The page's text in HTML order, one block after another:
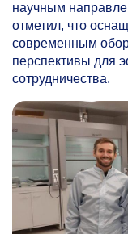
научным
отметил, что
современным
перспективы для
сотрудничества.